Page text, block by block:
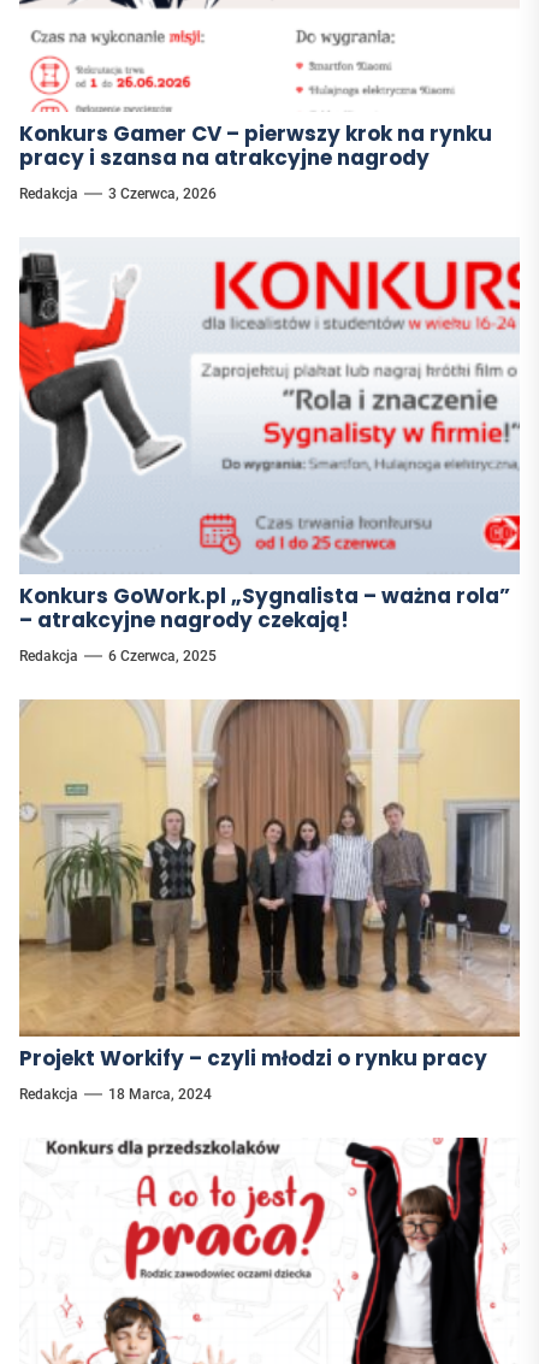
Konkurs Gamer CV – pierwszy krok na rynku
pracy i szansa na atrakcyjne nagrody
Redakcja 3 Czerwca, 2026
Konkurs GoWork.pl „Sygnalista – ważna rola”
– atrakcyjne nagrody czekają!
Redakcja 6 Czerwca, 2025
Projekt Workify – czyli młodzi o rynku pracy
Redakcja 18 Marca, 2024